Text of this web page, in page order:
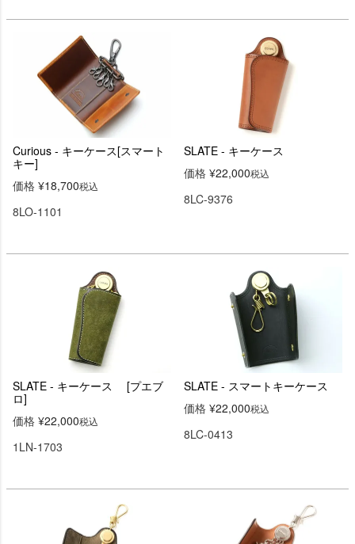
Curious - キーケース[スマート
キー]
価格 ¥18,700税込
8LO-1101
SLATE - キーケース
価格 ¥22,000税込
8LC-9376
SLATE - キーケース [プエブ
ロ]
価格 ¥22,000税込
1LN-1703
SLATE - スマートキーケース
価格 ¥22,000税込
8LC-0413